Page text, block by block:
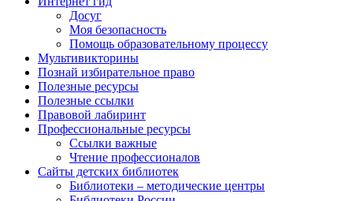
Досуг
Моя безопасность
Помощь образовательному процессу
Мультивикторины
Познай избирательное право
Полезные ресурсы
Полезные ссылки
Правовой лабиринт
Профессиональные ресурсы
Ссылки важные
Чтение профессионалов
Сайты детских библиотек
Библиотеки – методические центры